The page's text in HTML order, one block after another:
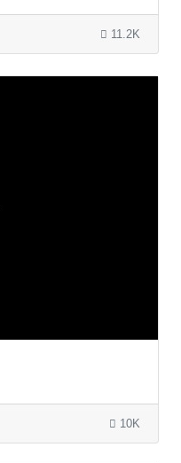
11.2K
10K